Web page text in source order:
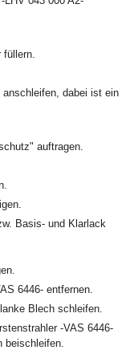
füllern.
dabei ist ein
auftragen.
Basis- und Klarlack
6446- entfernen.
Blech schleifen.
-VAS 6446-
beischleifen.